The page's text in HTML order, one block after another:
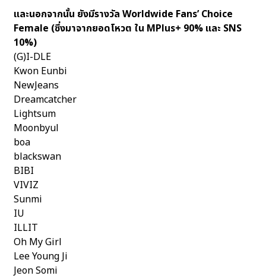
และนอกจากนั้น ยังมีรางวัล Worldwide Fans’ Choice
Female (ซึ่งมาจากยอดโหวต ใน MPlus+ 90% และ SNS
10%)
(G)I-DLE
Kwon Eunbi
NewJeans
Dreamcatcher
Lightsum
Moonbyul
boa
blackswan
BIBI
VIVIZ
Sunmi
IU
ILLIT
Oh My Girl
Lee Young Ji
Jeon Somi